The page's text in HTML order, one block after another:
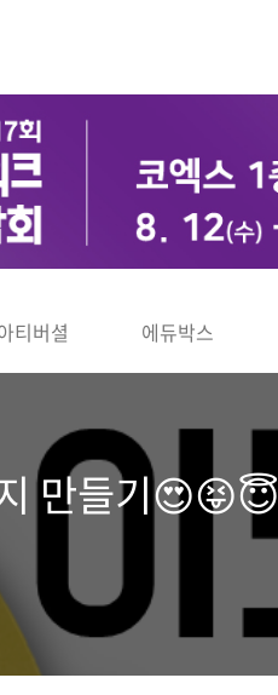
티버셜 에듀박스
만들기😍😝😇